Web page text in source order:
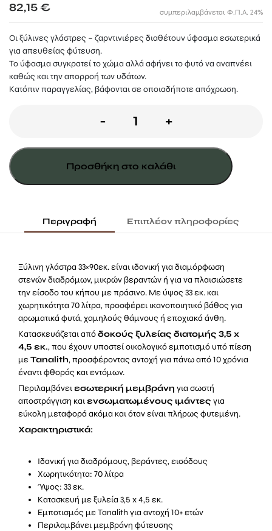
82,15€ συμπεριλαμβάνεται Φ.Π.Α. 24%
Οι ξύλινες γλάστρες – ζαρντινιέρες διαθέτουν ύφασμα εσωτερικά
για απευθείας φύτευση.
Το ύφασμα συγκρατεί το χώμα αλλά αφήνει το φυτό να αναπνέει
καθώς και την απορροή των υδάτων.
Κατόπιν παραγγελίας, βάφονται σε οποιαδήποτε απόχρωση.
-
Ξύλινη
παραλληλόγραμμη
33(Υ)
40
90εκ.
ποσότητα
+
Προσθήκη στο καλάθι
Περιγραφή Επιπλέον πληροφορίες
Ξύλινη γλάστρα 33×90εκ. είναι ιδανική για διαμόρφωση
στενών διαδρόμων, μικρών βεραντών ή για να πλαισιώσετε
την είσοδο του κήπου με πράσινο. Με ύψος 33 εκ. και
χωρητικότητα 70 λίτρα, προσφέρει ικανοποιητικό βάθος για
αρωματικά φυτά, χαμηλούς θάμνους ή εποχιακά άνθη.
Κατασκευάζεται απόδοκούς ξυλείας διατομής 3,5 x
4,5 εκ., που έχουν υποστεί οικολογικό εμποτισμό υπό πίεση
μεTanalith, προσφέροντας αντοχή για πάνω από 10 χρόνια
έναντι φθοράς και εντόμων.
Περιλαμβάνειεσωτερική μεμβράνη για σωστή
αποστράγγιση καιενσωματωμένους ιμάντες για
εύκολη μεταφορά ακόμα και όταν είναι πλήρως φυτεμένη.
Χαρακτηριστικά:
Ιδανική για διαδρόμους, βεράντες, εισόδους
Χωρητικότητα: 70 λίτρα
Ύψος: 33 εκ.
Κατασκευή με ξυλεία 3,5 x 4,5 εκ.
Εμποτισμός με Tanalith για αντοχή 10+ ετών
Περιλαμβάνει μεμβράνη φύτευσης